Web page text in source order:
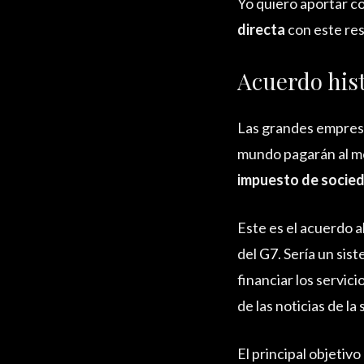
directa con este
Acuerdo
Las grandes
mundo pagarán al
impuesto de
Este es el acuerdo
del G7. Sería un
financiar los
de las noticias de la
El principal